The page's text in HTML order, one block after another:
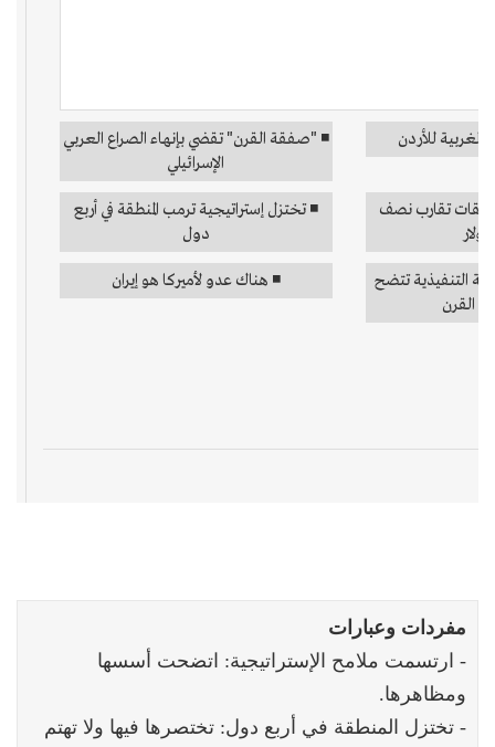
​مفردات وعبارات
- ارتسمت ملامح الإستراتيجية: اتضحت أسسها
ومظاهرها.
- تختزل المنطقة في أربع دول: تختصرها فيها ولا تهتم